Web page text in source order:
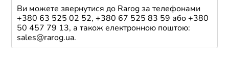
Ви можете звернутися до Rarog за телефонами
+380 63 525 02 52, +380 67 525 83 59 або +380
50 457 79 13, а також електронною поштою:
sales@rarog.ua.